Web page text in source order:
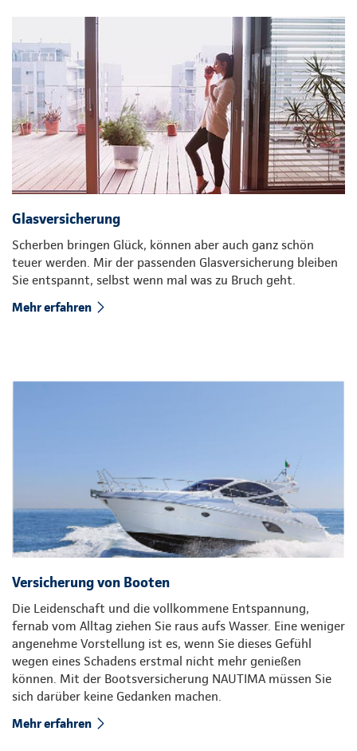
Glasversicherung
Scherben bringen Glück, können aber auch ganz schön
teuer werden. Mir der passenden Glasversicherung bleiben
Sie entspannt, selbst wenn mal was zu Bruch geht.
Mehr erfahren
Versicherung von Booten
Die Leidenschaft und die vollkommene Entspannung,
fernab vom Alltag ziehen Sie raus aufs Wasser. Eine weniger
angenehme Vorstellung ist es, wenn Sie dieses Gefühl
wegen eines Schadens erstmal nicht mehr genießen
können. Mit der Bootsversicherung NAUTIMA müssen Sie
sich darüber keine Gedanken machen.
Mehr erfahren